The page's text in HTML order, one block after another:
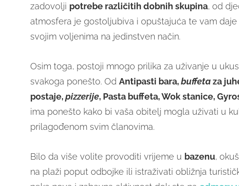
zadovolji potrebe različitih dobnih skupina, od
atmosfera je gostoljubiva i opuštajuća te vam
svojim voljenima na jedinstven način.
Osim toga, postoji mnogo prilika za uživanje u
svakoga ponešto. Od Antipasti bara,buffetaza
postaje,pizzerije, Pasta buffeta, Wok stanice,
ima ponešto kako bi vaša obitelj mogla uživati u
prilagođenom svim članovima.
Bilo da više volite provoditi vrijeme u bazenu,
na plaži poput odbojke ili istraživati obližnja